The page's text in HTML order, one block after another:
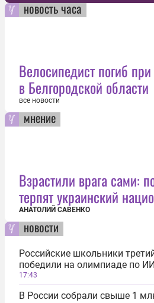
новость часа
Велосипедист погиб
в Белгородской области
все новости
мнение
Взрастили врага сами:
терпят украинский
АНАТОЛИЙ САВЕНКО
новости
Российские школьники
победили на олимпиаде по ИИ
17:43
В России собрали свыше 1